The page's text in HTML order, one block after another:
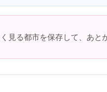
見る都市を保存して、あと